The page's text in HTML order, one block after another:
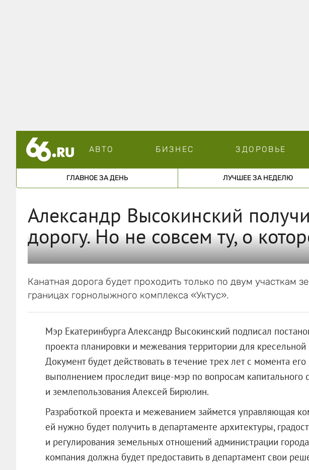
АВТО БИЗНЕС ЗДОРОВЬЕ
ГЛАВНОЕ ЗА ДЕНЬ ЛУЧШЕЕ ЗА НЕДЕЛЮ
Александр Высокинский
дорогу. Но не совсем ту, о
Канатная дорога будет проходить только по двум участкам
границах горнолыжного комплекса «Уктус».
Мэр Екатеринбурга Александр Высокинский подписал
проекта планировки и межевания территории для кресельной
Документ будет действовать в течение трех лет с момента
выполнением проследит вице-мэр по вопросам капитального
и землепользования Алексей Бирюлин.
Разработкой проекта и межеванием займется управляющая
ей нужно будет получить в департаменте архитектуры,
и регулирования земельных отношений администрации
компания должна будет предоставить в департамент свои